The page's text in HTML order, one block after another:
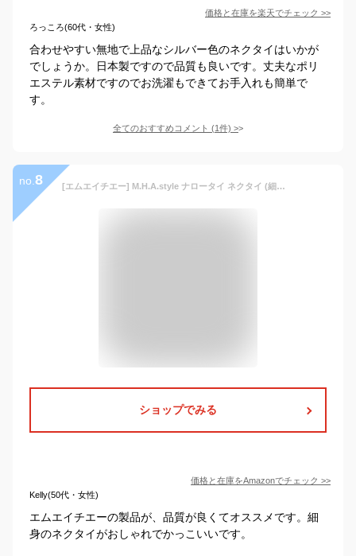
価格と在庫を楽天でチェック >>
ろっころ(60代・女性)
合わせやすい無地で上品なシルバー色のネクタイはいかが
でしょうか。日本製ですので品質も良いです。丈夫なポリ
エステル素材ですのでお洗濯もできてお手入れも簡単で
す。
全てのおすすめコメント (1件) >
no. 8 [エムエイチエー] M.H.A.style ナロータイ ネクタイ (細め) 細ネクタイ 無地 シンプル [ 全8色 ] 30798 G.シルバー
ショップでみる
価格と在庫をAmazonでチェック >>
Kelly(50代・女性)
エムエイチエーの製品が、品質が良くてオススメです。細
身のネクタイがおしゃれでかっこいいです。